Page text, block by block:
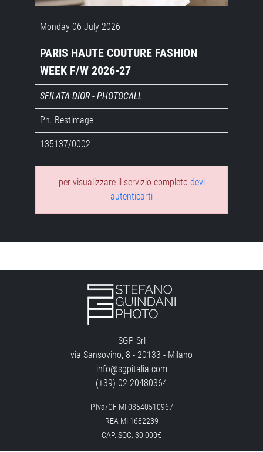
Monday 06 July 2026
PARIS HAUTE COUTURE FASHION
WEEK F/W 2026-27
SFILATA DIOR - PHOTOCALL
Ph. Bestimage
135137/0002
per visualizzare il servizio completo devi
autenticarti
SGP Srl
via Sansovino, 8 - 20133 - Milano
info@sgpitalia.com
(+39) 02 20480364
P.Iva/CF MI 03540510967
REA MI 1682239
CAP. SOC. 30.000€